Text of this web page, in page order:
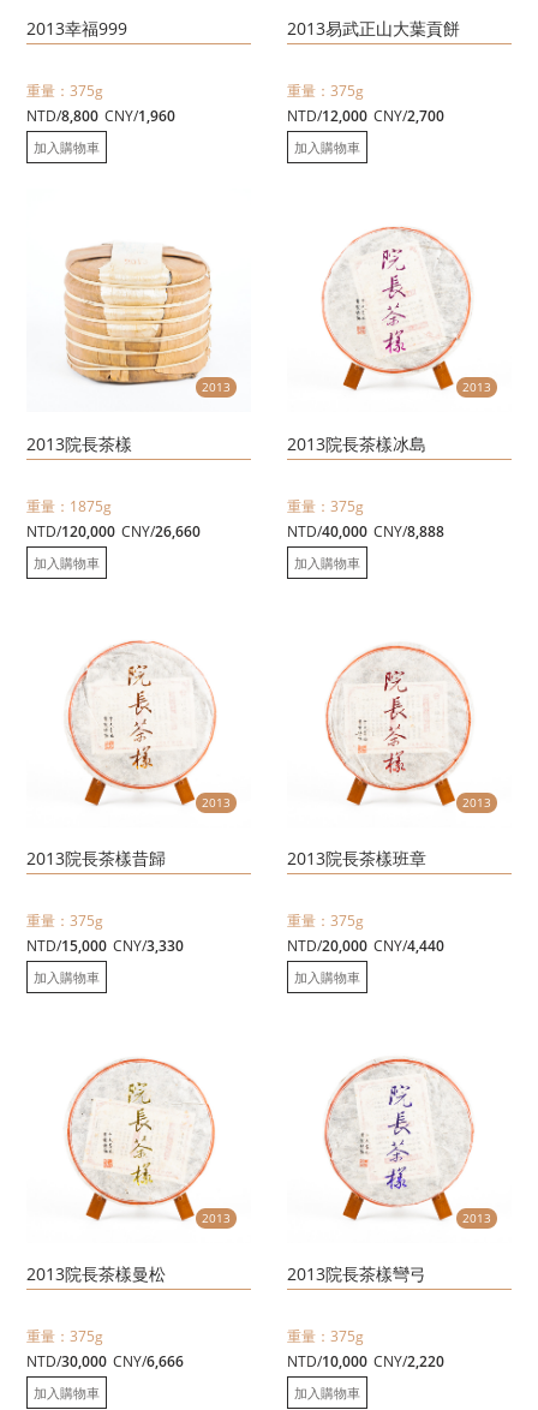
2013幸福999
重量：375g
NTD/8,800 CNY/1,960
加入購物車
2013易武正山大葉貢餅
重量：375g
NTD/12,000 CNY/2,700
加入購物車
2013
2013院長茶樣
重量：1875g
NTD/120,000 CNY/26,660
加入購物車
2013
2013院長茶樣冰島
重量：375g
NTD/40,000 CNY/8,888
加入購物車
2013
2013院長茶樣昔歸
重量：375g
NTD/15,000 CNY/3,330
加入購物車
2013
2013院長茶樣班章
重量：375g
NTD/20,000 CNY/4,440
加入購物車
2013
2013院長茶樣曼松
重量：375g
NTD/30,000 CNY/6,666
加入購物車
2013
2013院長茶樣彎弓
重量：375g
NTD/10,000 CNY/2,220
加入購物車